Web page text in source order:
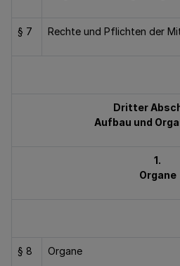
§ 7 Rechte und Pflichten der
Dritter
Aufbau und
1.
Organe
§ 8 Organe